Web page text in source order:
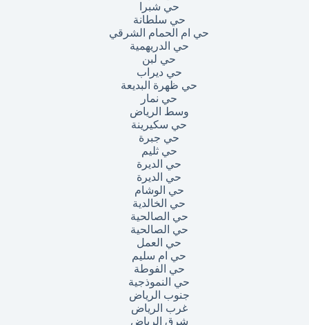
حي شبرا
حي سلطانة
حي ام الحمام الشرقي
حي الدريهمية
حي لبن
حي ديراب
حي ظهرة البديعة
حي نمار
وسط الرياض
حي سكيرينة
حي جبرة
حي ثليم
حي الديرة
حي الديرة
حي الوشام
حي الخالدية
حي الصالحية
حي الصالحية
حي العمل
حي ام سليم
حي الفوطة
حي النموذجية
جنوب الرياض
غرب الرياض
شرق الرياض